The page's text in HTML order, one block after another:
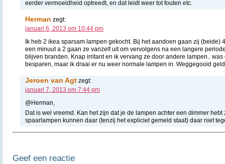
eerder vermoeidheid optreedt, en dat leidt weer tot fouten etc.
Herman zegt:
januari 6, 2013 om 10:44 pm
Ik heb 2 ikea sparsam lampen gekocht. Bij het aandoen gaan zij (beide)
een minuut a 2 gaan ze vanzelf uit om vervolgens na een langere
blijven branden. Knap irritant en ik vervang ze door andere lampen..
besparen, maar ik draai er nu weer normale lampen in. Weggegooid
Jeroen van Agt zegt:
januari 7, 2013 om 7:44 pm
@Herman,
Dat is wel vreemd. Kan het zijn dat je de lampen achter een dimmer hebt
spaarlampen kunnen daar (tenzij het expliciet gemeld staat) daar niet
Geef een reactie